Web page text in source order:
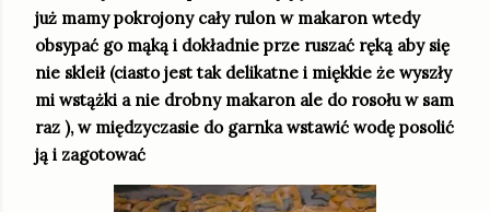
już mamy pokrojony cały rulon w makaron wtedy
obsypać go mąką i dokładnie prze ruszać ręką aby się
nie skleił (ciasto jest tak delikatne i miękkie że wyszły
mi wstążki a nie drobny makaron ale do rosołu w sam
raz ), w międzyczasie do garnka wstawić wodę posolić
ją i zagotować